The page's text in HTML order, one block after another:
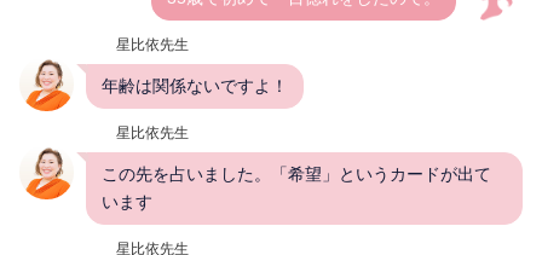
星比依先生
年齢は関係ないですよ！
星比依先生
この先を占いました。「希望」というカードが出て
います
星比依先生